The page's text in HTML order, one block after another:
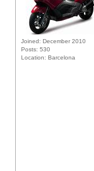
Joined: December 2010
Posts: 530
Location: Barcelona